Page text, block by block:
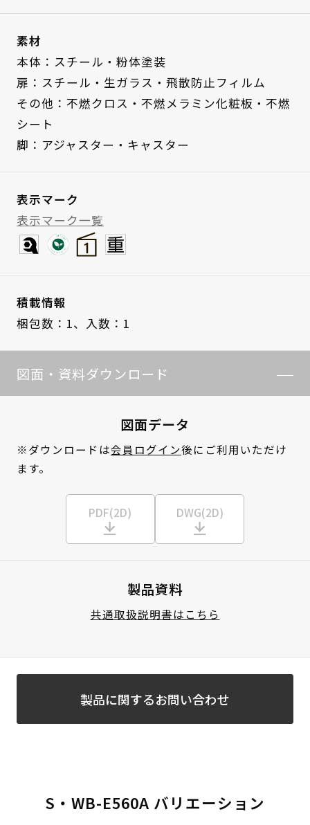
素材
本体：スチール・粉体塗装
扉：スチール・生ガラス・飛散防止フィルム
その他：不燃クロス・不燃メラミン化粧板・不燃
シート
脚：アジャスター・キャスター
表示マーク
表示マーク一覧
積載情報
梱包数：1、 入数：1
図面・資料ダウンロード
図面データ
※ダウンロードは会員ログイン後にご利用いただけ
ます。
PDF(2D) DWG(2D)
製品資料
共通取扱説明書はこちら
製品に関するお問い合わせ
S・WB-E560A バリエーション